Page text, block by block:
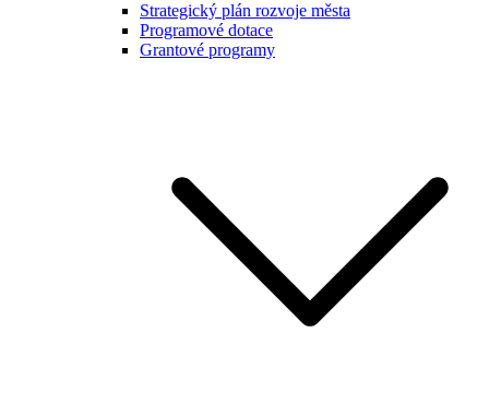
Strategický plán rozvoje města
Programové dotace
Grantové programy